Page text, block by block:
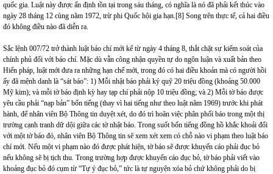
quốc gia. Luật này được ấn định tồn tại trong sáu tháng, có nghĩa là nó đã phải kết thúc vào
ngày 28 tháng 12 cùng năm 1972, trừ phi Quốc hội gia hạn.[8] Song trên thực tế, cả hai điều
đó không điều nào đã diễn ra.
Sắc lệnh 007/72 trở thành luật báo chí mới kể từ ngày 4 tháng 8, thắt chặt sự kiểm soát của
chính phủ đối với báo chí. Mặc dù vẫn công nhận quyền tự do ngôn luận và xuất bản theo
Hiến pháp, luật mới đưa ra những hạn chế mới, trong đó có hai điều khoản mà có người hồi
ấy đã mệnh danh là “sát báo”: 1) Mỗi nhật báo phải ký quỹ 20 triệu đồng (khoảng 50.000
Mỹ kim); và mỗi tờ báo định kỳ hay tạp chí phải nộp 10 triệu đồng; và 2) Mỗi tờ báo được
yêu cầu phải “nạp bản” bốn tiếng (thay vì hai tiếng như theo luật năm 1969) trước khi phát
hành, để nhân viên Bộ Thông tin duyệt xét, do đó trì hoãn việc phân phối báo trong một thị
trường cạnh tranh dữ dội giữa các tờ nhật báo. Trong suốt bốn tiếng đồng hồ khắc khoải đối
với một tờ báo đó, nhân viên Bộ Thông tin sẽ xem xét xem có chỗ nào vi phạm theo luật báo
chí mới. Nếu một vi phạm nào đó được phát hiện, tờ báo sẽ được khuyến cáo phải đục bỏ
nếu không sẽ bị tịch thu. Trong trường hợp được khuyến cáo đục bỏ, tờ báo phải viết vào
khoảng đục bỏ đó cụm từ “Tự ý đục bỏ,” tức là tự nguyện xóa bỏ chứ không phải do bị